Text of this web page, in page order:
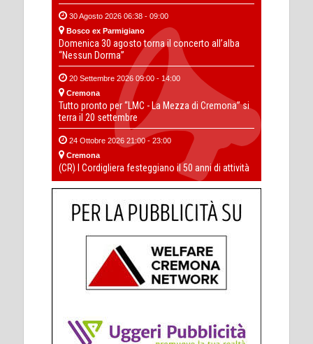
30 Agosto 2026 06:38 - 09:00
Bosco ex Parmigiano
Domenica 30 agosto torna il concerto all’alba
“Nessun Dorma”
20 Settembre 2026 09:00 - 14:00
Cremona
Tutto pronto per “LMC - La Mezza di Cremona” si
terra il 20 settembre
24 Ottobre 2026 21:00 - 23:00
Cremona
(CR) I Cordigliera festeggiano il 50 anni di attività